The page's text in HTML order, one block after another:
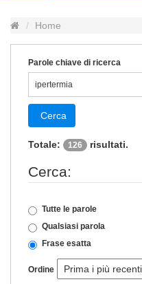
Home
Parole chiave di ricerca
Cerca
Totale: 126 risultati.
Cerca:
Tutte le parole
Qualsiasi parola
Frase esatta
Ordine